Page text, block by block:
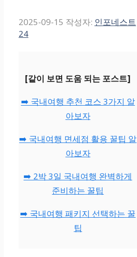
2025-09-15 작성자: 인포네스트
24
[같이 보면 도움 되는 포스트]
➡️ 국내여행 추천 코스 3가지 알
아보자
➡️ 국내여행 면세점 활용 꿀팁 알
아보자
➡️ 2박 3일 국내여행 완벽하게
준비하는 꿀팁
➡️ 국내여행 패키지 선택하는 꿀
팁